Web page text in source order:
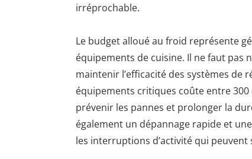
irréprochable.
Le budget alloué au froid représente
équipements de cuisine. Il ne faut pas
maintenir l’efficacité des systèmes
équipements critiques coûte entre
prévenir les pannes et prolonger la
également un dépannage rapide et
les interruptions d’activité qui peuvent